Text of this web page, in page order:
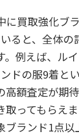
に買取強化ブ
ると、全体の
。例えば、ル
ドの服9着と
高額査定が期
取ってもらえ
ブランド1点以